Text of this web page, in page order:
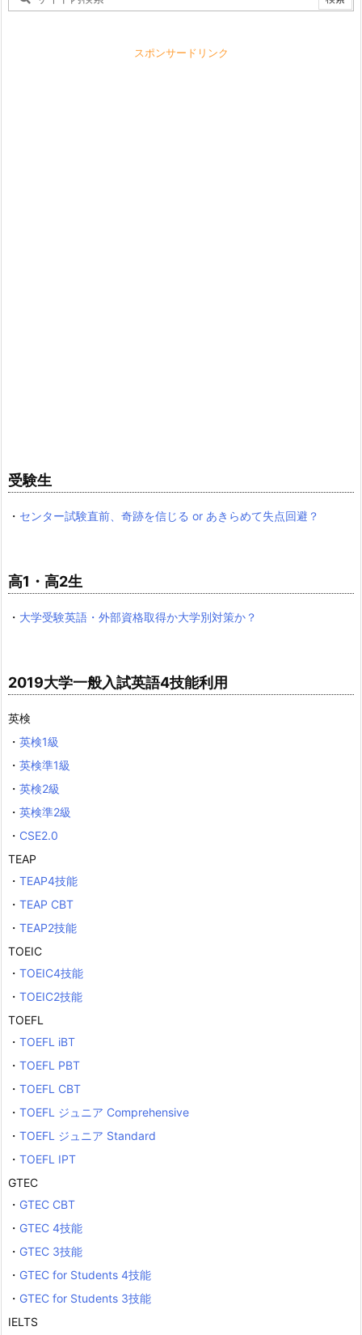
スポンサードリンク
受験生
・ センター試験直前、奇跡を信じる or あきらめて失点回避？
高1・高2生
・ 大学受験英語・外部資格取得か大学別対策か？
2019大学一般入試英語4技能利用
英検
・ 英検1級
・ 英検準1級
・ 英検2級
・ 英検準2級
・ CSE2.0
TEAP
・ TEAP4技能
・ TEAP CBT
・ TEAP2技能
TOEIC
・ TOEIC4技能
・ TOEIC2技能
TOEFL
・ TOEFL iBT
・ TOEFL PBT
・ TOEFL CBT
・ TOEFL ジュニア Comprehensive
・ TOEFL ジュニア Standard
・ TOEFL IPT
GTEC
・ GTEC CBT
・ GTEC 4技能
・ GTEC 3技能
・ GTEC for Students 4技能
・ GTEC for Students 3技能
IELTS